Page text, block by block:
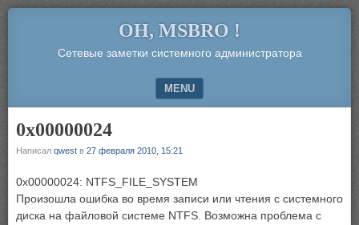
OH, MSBRO !
Сетевые заметки системного администратора
MENU
0x00000024
Написал qwest в 27 февраля 2010, 15:21
0x00000024: NTFS_FILE_SYSTEM
Произошла ошибка во время записи или чтения с системного
диска на файловой системе NTFS. Возможна проблема с